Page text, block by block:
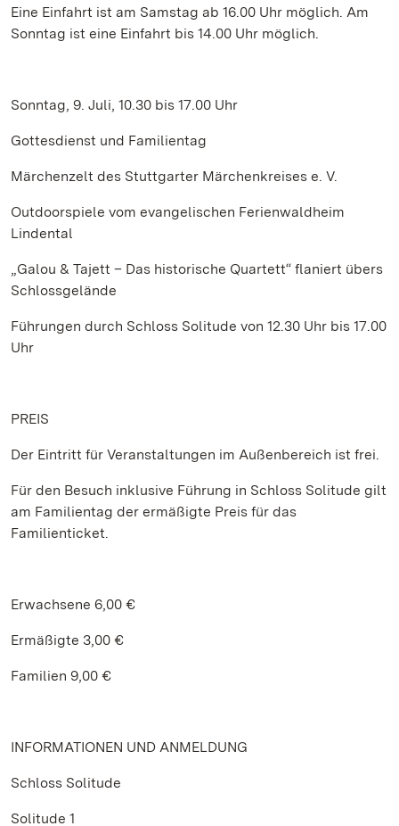
Eine Einfahrt ist am Samstag ab 16.00 Uhr möglich. Am
Sonntag ist eine Einfahrt bis 14.00 Uhr möglich.
Sonntag, 9. Juli, 10.30 bis 17.00 Uhr
Gottesdienst und Familientag
Märchenzelt des Stuttgarter Märchenkreises e. V.
Outdoorspiele vom evangelischen Ferienwaldheim
Lindental
„Galou & Tajett – Das historische Quartett“ flaniert übers
Schlossgelände
Führungen durch Schloss Solitude von 12.30 Uhr bis 17.00
Uhr
PREIS
Der Eintritt für Veranstaltungen im Außenbereich ist frei.
Für den Besuch inklusive Führung in Schloss Solitude gilt
am Familientag der ermäßigte Preis für das
Familienticket.
Erwachsene 6,00 €
Ermäßigte 3,00 €
Familien 9,00 €
INFORMATIONEN UND ANMELDUNG
Schloss Solitude
Solitude 1